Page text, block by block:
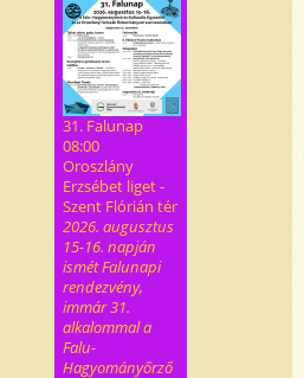
31. Falunap
08:00
Oroszlány
Erzsébet liget -
Szent Flórián tér
2026. augusztus
15-16. napján
ismét Falunapi
rendezvény,
immár 31.
alkalommal a
Falu-
Hagyományőrző